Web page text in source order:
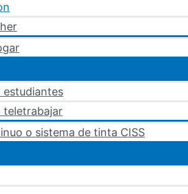
estudiantes
teletrabajar
o sistema de tinta CISS